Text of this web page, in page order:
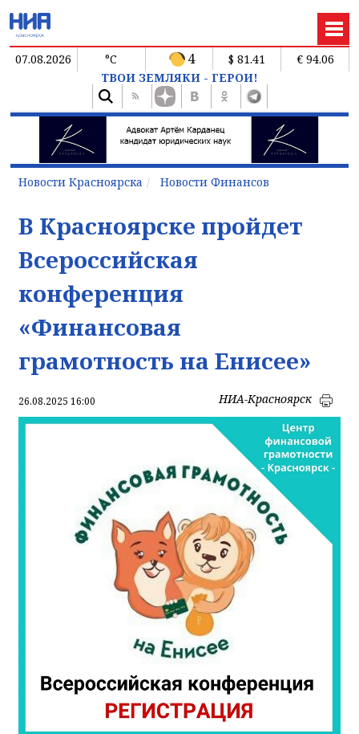
07.08.2026 °C 4 $ 81.41
€ 94.06
ТВОИ ЗЕМЛЯКИ - ГЕРОИ!
Новости Красноярска Новости Финансов
В Красноярске пройдет
Всероссийская
конференция
«Финансовая
грамотность на Енисее»
26.08.2025 16:00 НИА-Красноярск